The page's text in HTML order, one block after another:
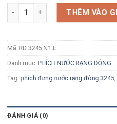
Số lượng THÊM VÀO
Mã: RD 3245 N1.E
Danh mục: PHÍCH NƯỚC RẠNG ĐÔNG
Tag: phích đựng nước rạng đông 3245
ĐÁNH GIÁ (0)